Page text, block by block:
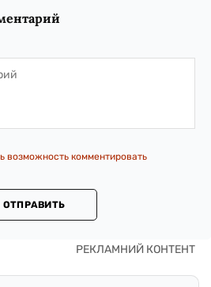
возможность комментировать
ОТПРАВИТЬ